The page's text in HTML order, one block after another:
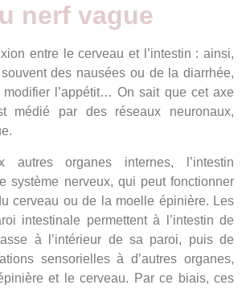
nerf vague
entre le cerveau et l’intestin : ainsi,
souvent des nausées ou de la diarrhée,
modifier l’appétit… On sait que cet axe
médié par des réseaux neuronaux,
autres organes internes, l’intestin
système nerveux, qui peut fonctionner
cerveau ou de la moelle épinière. Les
intestinale permettent à l’intestin de
à l’intérieur de sa paroi, puis de
sensorielles à d’autres organes,
et le cerveau. Par ce biais, ces